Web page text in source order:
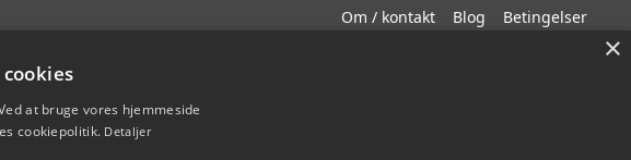
Om / kontakt Blog Betingelser
×
at bruge vores hjemmeside
cookiepolitik. Detaljer